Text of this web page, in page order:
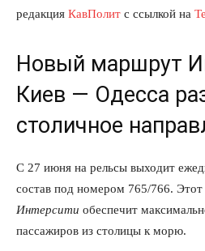
редакция КавПолит с ссылкой на
Новый маршрут
Киев — Одесса
столичное
С 27 июня на рельсы выходит
состав под номером 765/766. Этот
Интерсити обеспечит
пассажиров из столицы к морю.